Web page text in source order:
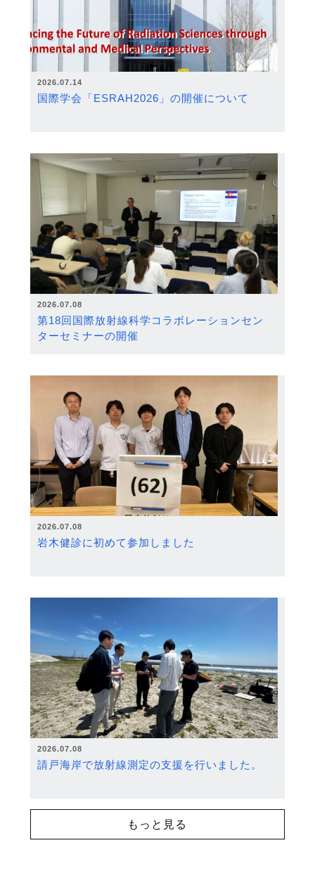
2026.07.14
国際学会「ESRAH2026」の開催について
2026.07.08
第18回国際放射線科学コラボレーションセン
ターセミナーの開催
2026.07.08
岩木健診に初めて参加しました
2026.07.08
請戸海岸で放射線測定の支援を行いました。
もっと見る